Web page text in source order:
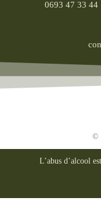
0693 47 33 44
©
L’abus d’alcool